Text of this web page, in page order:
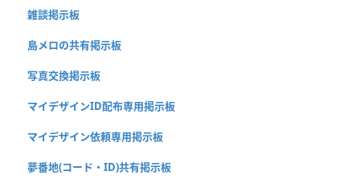
雑談掲示板
島メロの共有掲示板
写真交換掲示板
マイデザインID配布専用掲示板
マイデザイン依頼専用掲示板
夢番地(コード・ID)共有掲示板